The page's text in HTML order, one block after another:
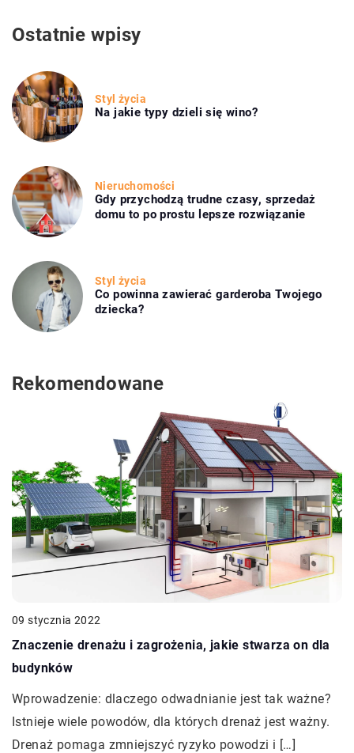
Ostatnie wpisy
Styl życia
Na jakie typy dzieli się wino?
Nieruchomości
Gdy przychodzą trudne czasy, sprzedaż
domu to po prostu lepsze rozwiązanie
Styl życia
Co powinna zawierać garderoba Twojego
dziecka?
Rekomendowane
09 stycznia 2022
Znaczenie drenażu i zagrożenia, jakie stwarza on dla
budynków
Wprowadzenie: dlaczego odwadnianie jest tak ważne?
Istnieje wiele powodów, dla których drenaż jest ważny.
Drenaż pomaga zmniejszyć ryzyko powodzi i […]